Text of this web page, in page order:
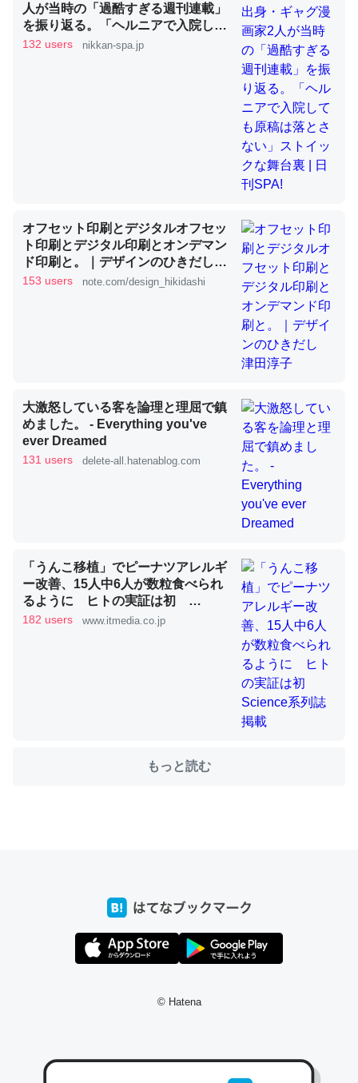
昆虫ってカルシウム少ないのか。知らんかった。調べたら
コオロギのカルシウム分はエビの600分の1程度。
─ニュース :: 【研究発表】昆虫学の大問題＝「昆虫はなぜ海にいな
論文では「淡水はカルシウムも酸素も不足してて両方に不
利だから両方が拮抗してるのでは」とあって面白い。海に
いる鋏角類（カブトガニ・ウミグモ）はカルシウムを使わ
ずキチンを強化してる筈だが、酵素が違うのか？
─ニュース :: 【研究発表】昆虫学の大問題＝「昆虫はなぜ海にいな
これを元に考えるとカルシウムを大量に使う脊椎動物と貝
類は苦労してるんだな…。腹足類だと殻を無くしてナメク
ジになったり努力してるし。
─ニュース :: 【研究発表】昆虫学の大問題＝「昆虫はなぜ海にいな
ウチもEchoを実家に置いて４年。でたまに覗いてる。ぼ
ちぼちRingも置こうかと画策中。あと、Googleマップで
位置情報を共有してる。電池残量や充電中かが分かるので
─たまにLINEするくらいだった遠方の父67歳と僕。ITツール導入で
コミュニケーションが劇的に変化した｜tayorini by LIFULL介護
たいなのでネット環境作ったけどAlexaしか使わないので
34
人が当時の「過酷すぎる週刊連載」
を振り返る。「ヘルニアで入院して
も原稿は落とさない」ストイックな
132 users nikkan-spa.jp
オフセット印刷とデジタルオフセッ
ト印刷とデジタル印刷とオンデマン
ド印刷と。｜デザインのひきだし
津田淳子
153 users note.com/design_hikidashi
大激怒している客を論理と理屈で鎮
めました。 - Everything you've
ever Dreamed
131 users delete-all.hatenablog.com
「うんこ移植」でピーナツアレルギ
ー改善、15人中6人が数粒食べられ
るように ヒトの実証は初
Science系列誌掲載
182 users www.itmedia.co.jp
もっと読む
© Hatena